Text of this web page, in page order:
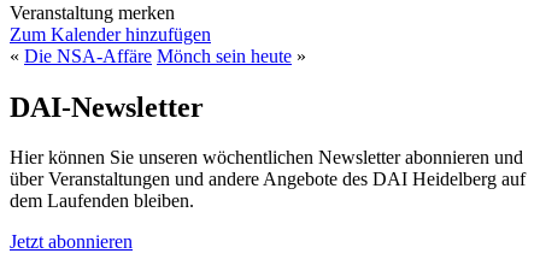
Veranstaltung merken
Zum Kalender hinzufügen
« Die NSA-Affäre Mönch sein heute »
DAI-Newsletter
Hier können Sie unseren wöchentlichen Newsletter abonnieren und
über Veranstaltungen und andere Angebote des DAI Heidelberg auf
dem Laufenden bleiben.
Jetzt abonnieren